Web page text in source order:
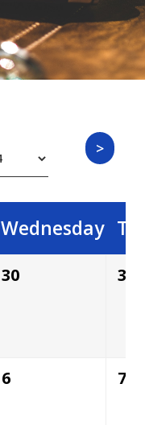
Wednesday
30 31
6 7